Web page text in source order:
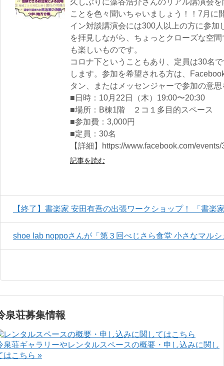
久しぶりに藻谷浩介さんのリアル講演会
ことを色々聞いちゃいましょう！！7月に
イン対談講演会には300人以上の方に参
を拝見しながら、ちょっとクローズな空
も楽しいものです。
コロナ下ということもあり、定員は30名
します。参加を希望される方は、
タン、またはメッセンジャーで参加の意
■日時：10月22日（木）19:00〜20:30
■場所：B棟1階 ２コ１多目的スペース
■参加費：3,000円
■定員：30名
【詳細】https://www.facebook.com/
記事を読む
【終了】書楽家 安田有吾の出張ワークショップ！ 「書楽
shoe lab noppoさんが「第３回べじさら食堂 小さなマル
泉荘募集情報
泉荘ギャラリーやレンタルスペースの概要・申し込みに関し
はこちら »